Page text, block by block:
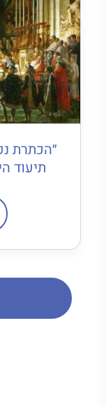
״הכתרת
תיעוד